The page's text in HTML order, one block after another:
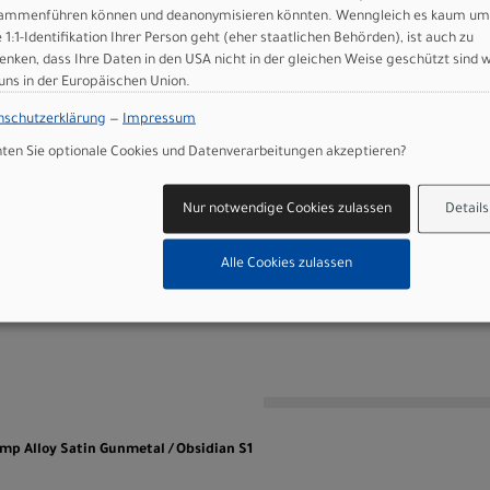
degree upsweep, 8-degree backsweep, S1-S2: 780mm width
mo rails 155/143
adjustable, two-bolt head, bottom mount cable routing,
S4: 170mm, S5/S6: 190mm
Alloy Satin Gunmetal / Obsidian S1
können und deanonymisieren könnten. Wenngleich es kaum um
1:1-Identifikation Ihrer Person geht (eher staatlichen Behörden), ist auch zu
dass Ihre Daten in den USA nicht in der gleichen Weise geschützt sind
in der Europäischen Union.
— Impressum
Sie optionale Cookies und Datenverarbeitungen akzeptieren?
Details
Nur notwendige Cookies zulassen
Alle Cookies zulassen